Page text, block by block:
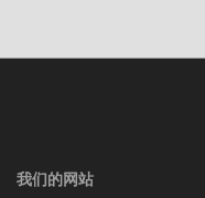
我们的网站